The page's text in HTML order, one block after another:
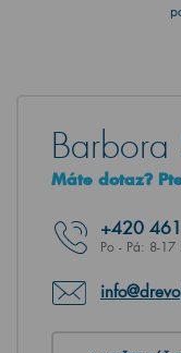
Barbora
Máte dotaz?
+420
Po - Pá: 8-17